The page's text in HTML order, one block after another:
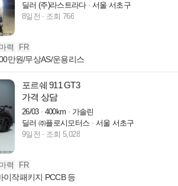
딜러 (주)라스트라다
서울 서초구
8일전
조회 766
력 FR
만원/무상AS/운용리스
포르쉐 911 GT3
가격 상담
26/03 400km
가솔린
딜러 ㈜플로시모터스
서울 서초구
9일전
조회 5,028
력 FR
이작패키지 PCCB 등